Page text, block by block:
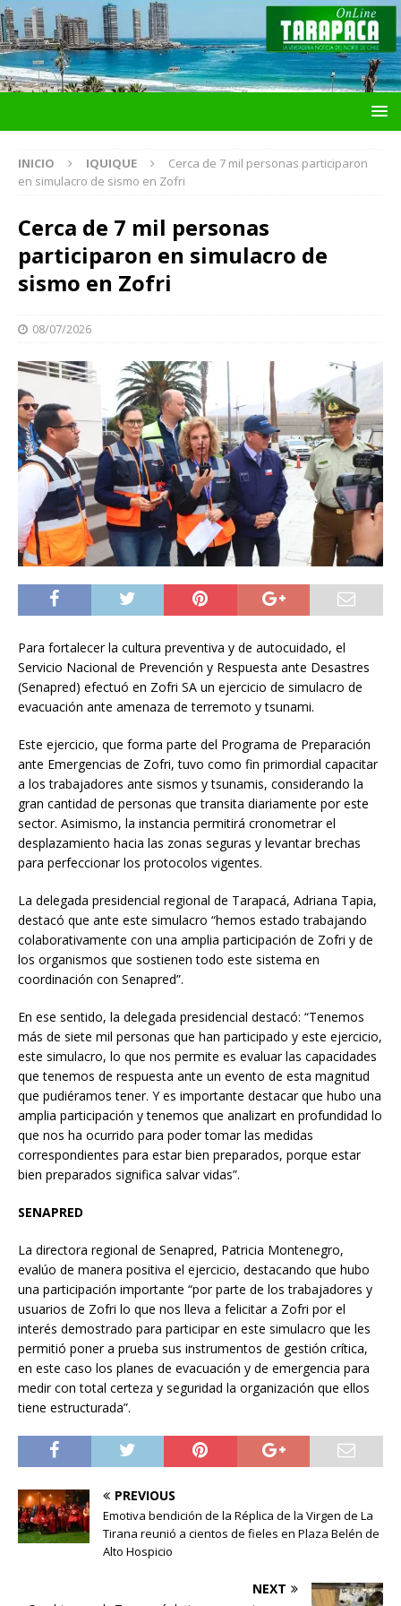
INICIO IQUIQUE
Cerca de 7 mil personas participaron
en simulacro de sismo en Zofri
Cerca de 7 mil personas
participaron en simulacro de
sismo en Zofri
08/07/2026
Para fortalecer la cultura preventiva y de autocuidado, el
Servicio Nacional de Prevención y Respuesta ante Desastres
(Senapred) efectuó en Zofri SA un ejercicio de simulacro de
evacuación ante amenaza de terremoto y tsunami.
Este ejercicio, que forma parte del Programa de Preparación
ante Emergencias de Zofri, tuvo como fin primordial capacitar
a los trabajadores ante sismos y tsunamis, considerando la
gran cantidad de personas que transita diariamente por este
sector. Asimismo, la instancia permitirá cronometrar el
desplazamiento hacia las zonas seguras y levantar brechas
para perfeccionar los protocolos vigentes.
La delegada presidencial regional de Tarapacá, Adriana Tapia,
destacó que ante este simulacro “hemos estado trabajando
colaborativamente con una amplia participación de Zofri y de
los organismos que sostienen todo este sistema en
coordinación con Senapred”.
En ese sentido, la delegada presidencial destacó: “Tenemos
más de siete mil personas que han participado y este ejercicio,
este simulacro, lo que nos permite es evaluar las capacidades
que tenemos de respuesta ante un evento de esta magnitud
que pudiéramos tener. Y es importante destacar que hubo una
amplia participación y tenemos que analizart en profundidad lo
que nos ha ocurrido para poder tomar las medidas
correspondientes para estar bien preparados, porque estar
bien preparados significa salvar vidas”.
SENAPRED
La directora regional de Senapred, Patricia Montenegro,
evalúo de manera positiva el ejercicio, destacando que hubo
una participación importante “por parte de los trabajadores y
usuarios de Zofri lo que nos lleva a felicitar a Zofri por el
interés demostrado para participar en este simulacro que les
permitió poner a prueba sus instrumentos de gestión crítica,
en este caso los planes de evacuación y de emergencia para
medir con total certeza y seguridad la organización que ellos
tiene estructurada”.
PREVIOUS
Emotiva bendición de la Réplica de la Virgen de La
Tirana reunió a cientos de fieles en Plaza Belén de
Alto Hospicio
NEXT